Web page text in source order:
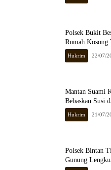
Polsek Bukit
Rumah Kosong
Hukrim 22/07/
Mantan Suami
Bebaskan Susi
Hukrim 21/07/
Polsek Bintan
Gunung